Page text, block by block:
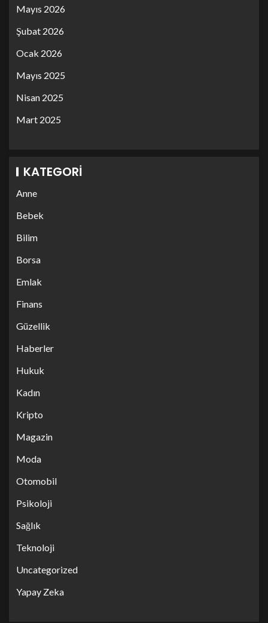
Mayıs 2026
Şubat 2026
Ocak 2026
Mayıs 2025
Nisan 2025
Mart 2025
KATEGORI
Anne
Bebek
Bilim
Borsa
Emlak
Finans
Güzellik
Haberler
Hukuk
Kadın
Kripto
Magazin
Moda
Otomobil
Psikoloji
Sağlık
Teknoloji
Uncategorized
Yapay Zeka